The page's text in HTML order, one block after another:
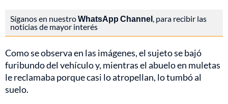
Síganos en nuestroWhatsApp Channel, para recibir las
noticias de mayor interés
Como se observa en las imágenes, el sujeto se bajó
furibundo del vehículo y, mientras el abuelo en muletas
le reclamaba porque casi lo atropellan, lo tumbó al
suelo.